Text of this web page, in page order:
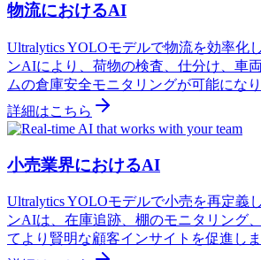
物流におけるAI
Ultralytics YOLOモデルで物流を効率化
ンAIにより、荷物の検査、仕分け、車
ムの倉庫安全モニタリングが可能になり
詳細はこちら
小売業界におけるAI
Ultralytics YOLOモデルで小売を再定義
ンAIは、在庫追跡、棚のモニタリング
てより賢明な顧客インサイトを促進しま